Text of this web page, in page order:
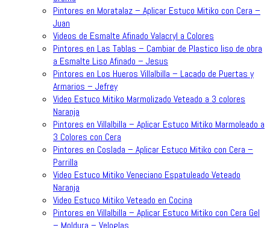
Pintores en Moratalaz – Aplicar Estuco Mitiko con Cera –
Juan
Videos de Esmalte Afinado Valacryl a Colores
Pintores en Las Tablas – Cambiar de Plastico liso de obra
a Esmalte Liso Afinado – Jesus
Pintores en Los Hueros Villalbilla – Lacado de Puertas y
Armarios – Jefrey
Video Estuco Mitiko Marmolizado Veteado a 3 colores
Naranja
Pintores en Villalbilla – Aplicar Estuco Mitiko Marmoleado a
3 Colores con Cera
Pintores en Coslada – Aplicar Estuco Mitiko con Cera –
Parrilla
Video Estuco Mitiko Veneciano Espatuleado Veteado
Naranja
Video Estuco Mitiko Veteado en Cocina
Pintores en Villalbilla – Aplicar Estuco Mitiko con Cera Gel
– Moldura – Veloglas